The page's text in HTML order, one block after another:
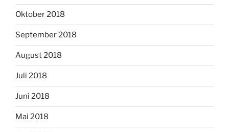
Oktober 2018
September 2018
August 2018
Juli 2018
Juni 2018
Mai 2018